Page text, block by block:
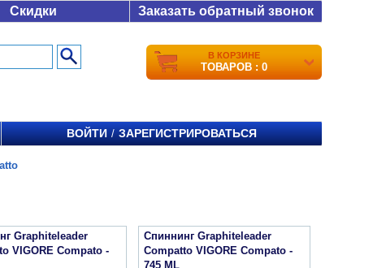
Скидки Заказать обратный звонок
В КОРЗИНЕ
ТОВАРОВ : 0
ВОЙТИ / ЗАРЕГИСТРИРОВАТЬСЯ
Graphiteleader
VIGORE Compato -
Спиннинг Graphiteleader
Compatto VIGORE Compato -
745 ML